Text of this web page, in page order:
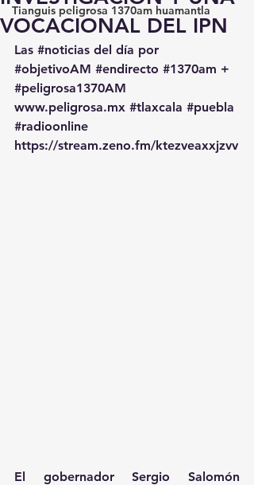
Tianguis peligrosa 1370am huamantla
VOCACIONAL DEL IPN
Las #noticias del día por
#objetivoAM #endirecto #1370am +
#peligrosa1370AM
www.peligrosa.mx #tlaxcala #puebla
#radioonline
https://stream.zeno.fm/ktezveaxxjzvv
El gobernador Sergio Salomón